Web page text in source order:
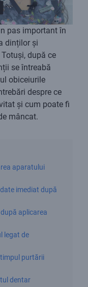
pas important în
dinților și
după ce
se întreabă
obiceiurile
despre ce
și cum poate fi
mâncat.
aparatului
imediat după
aplicarea
legat de
purtării
dentar